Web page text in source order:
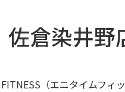
佐倉染井野
（エニタイムフ